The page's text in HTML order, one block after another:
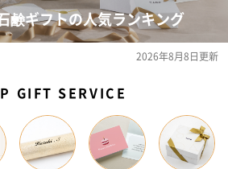
鹸ギフトの人気ランキング
2026年8月8日更新
GIFT SERVICE